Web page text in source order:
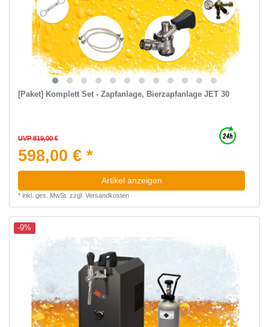
[Paket] Komplett Set - Zapfanlage, Bierzapfanlage JET 30
UVP 819,00 €
598,00 € *
Artikel anzeigen
* inkl. ges. MwSt. zzgl. Versandkosten
-9%